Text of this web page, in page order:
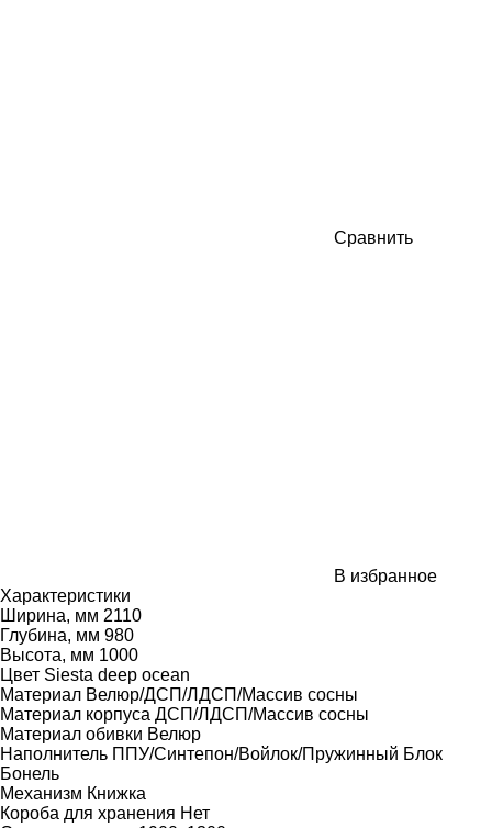
Сравнить
В избранное
Характеристики
Ширина, мм 2110
Глубина, мм 980
Высота, мм 1000
Цвет Siesta deep ocean
Материал Велюр/ДСП/ЛДСП/Массив сосны
Материал корпуса ДСП/ЛДСП/Массив сосны
Материал обивки Велюр
Наполнитель ППУ/Синтепон/Войлок/Пружинный Блок
Бонель
Механизм Книжка
Короба для хранения Нет